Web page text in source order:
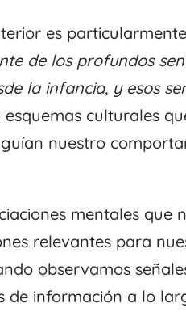
es
de los profundos
la infancia, y esos
culturales
nuestro
mentales que
relevantes para
observamos
información a lo